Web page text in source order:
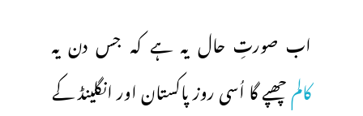
اب صورتِ حال یہ ہے کہ جس دن یہ
کالمچھپے گا اُسی روز پاکستان اور انگلینڈ کے